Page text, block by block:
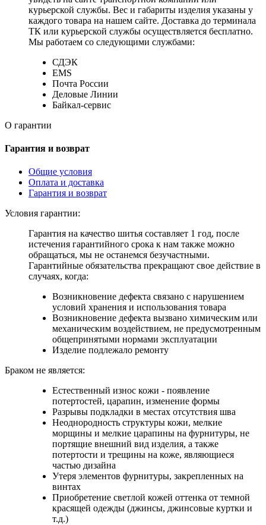
курьерской службы. Вес и габариты изделия указаны у
каждого товара на нашем сайте. Доставка до терминала
ТК или курьерской службы осуществляется бесплатно.
Мы работаем со следующими службами:
СДЭК
EMS
Почта России
Деловые Линии
Байкал-сервис
О гарантии
Гарантия и возврат
Общие условия
Оплата и доставка
Гарантия и возврат
Условия гарантии:
Гарантия на качество шитья составляет 1 год, после
истечения гарантийного срока к нам также можно
обращаться, мы не останемся безучастными.
Гарантийные обязательства прекращают свое действие в
случаях, когда:
Возникновение дефекта связано с нарушением
условий хранения и использования товара
Возникновение дефекта вызвано химическим или
механическим воздействием, не предусмотренным
общепринятыми нормами эксплуатации
Изделие подлежало ремонту
Браком не является:
Естественный износ кожи - появление
потертостей, царапин, изменение формы
Разрывы подкладки в местах отсутствия шва
Неоднородность структуры кожи, мелкие
морщины и мелкие царапины на фурнитуры, не
портящие внешний вид изделия, а также
потертости и трещины на коже, являющиеся
частью дизайна
Утеря элементов фурнитуры, закрепленных на
винтах
Приобретение светлой кожей оттенка от темной
красящей одежды (джинсы, джинсовые куртки и
т.д.)